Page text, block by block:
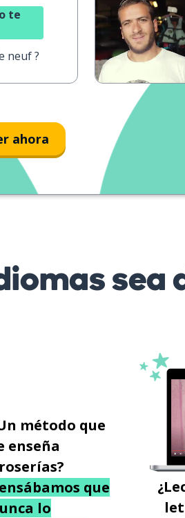
te
neuf ?
ahora
sea
método que
enseña
que
lo